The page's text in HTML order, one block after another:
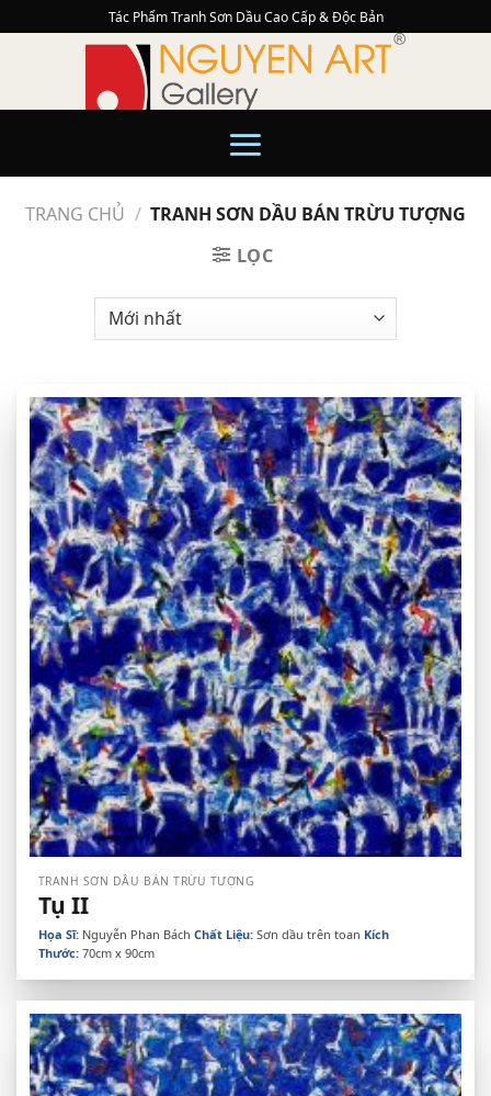
to
Tác Phẩm Tranh Sơn Dầu Cao Cấp & Độc Bản
TRANG CHỦ / TRANH SƠN DẦU BÁN TRỪU TƯỢNG
LỌC
TRANH SƠN DẦU BÁN TRỪU TƯỢNG
Tụ II
Họa Sĩ: Nguyễn Phan Bách Chất Liệu: Sơn dầu trên toan Kích
Thước: 70cm x 90cm